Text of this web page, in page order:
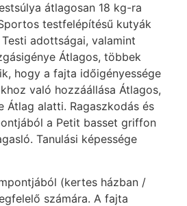
átlagosan 18 kg-ra
testfelépítésű kutyák
adottságai, valamint
Átlagos, többek
hogy a fajta időigényessége
való hozzáállása Átlagos,
Átlag alatti. Ragaszkodás és
a Petit basset griffon
Tanulási képessége
(kertes házban /
számára. A fajta